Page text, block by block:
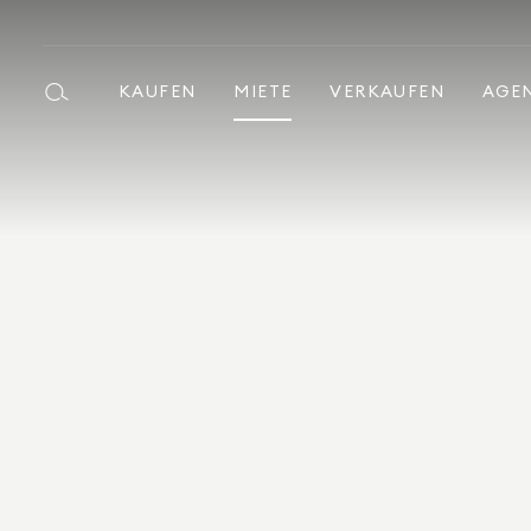
KAUFEN MIETE VERKAUFEN